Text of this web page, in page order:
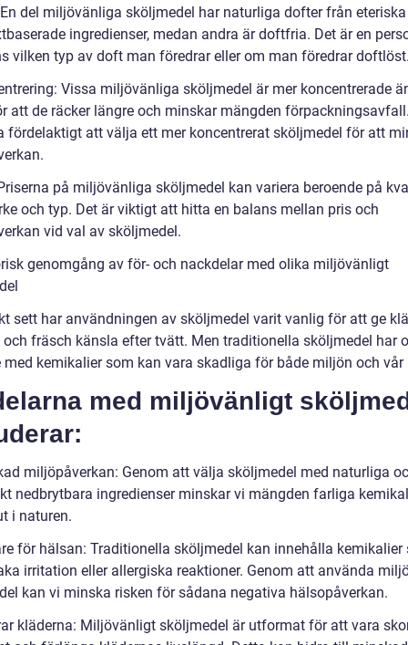
del miljövänliga sköljmedel har naturliga dofter från
ingredienser, medan andra är doftfria. Det är en
vilken typ av doft man föredrar eller om man föredrar
Vissa miljövänliga sköljmedel är mer koncentrerade
att de räcker längre och minskar mängden
fördelaktigt att välja ett mer koncentrerat sköljmedel för att
på miljövänliga sköljmedel kan variera beroende på
och typ. Det är viktigt att hitta en balans mellan pris och
vid val av sköljmedel.
genomgång av för- och nackdelar med olika miljövänligt
sett har användningen av sköljmedel varit vanlig för att ge
och fräsch känsla efter tvätt. Men traditionella sköljmedel har
med kemikalier som kan vara skadliga för både miljön och vår
med miljövänligt
miljöpåverkan: Genom att välja sköljmedel med naturliga
nedbrytbara ingredienser minskar vi mängden farliga
i naturen.
för hälsan: Traditionella sköljmedel kan innehålla kemikalier
irritation eller allergiska reaktioner. Genom att använda
kan vi minska risken för sådana negativa hälsopåverkan.
kläderna: Miljövänligt sköljmedel är utformat för att vara